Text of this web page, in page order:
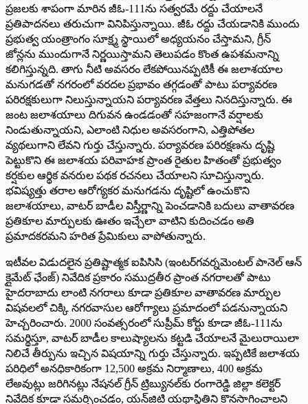
ప్రజలకు శాపంగా మారిన జీఓ-111ను సత్వరమే రద్దు చేయాలనే
ప్రతిపాదనలు తరుచుగా వినిపిస్తున్నాయి. జీఓ రద్దు చేయడానికి ముందు
ప్రభుత్వ యంత్రాంగం సూక్ష్మ స్థాయిలో అధ్యయనం చేస్తామని, గ్రీన్‌
‌జోన్లను ముందుగానే నిర్ణయిస్తామని తెలుపడం కొంత ఉపశమనాన్ని
కలిగిస్తున్నది. తాగు నీటి అవసరం లేకపోయినప్పటికీ ఈ జలాశయాల
మనుగడతో నగరంలో వరదల ప్రభావం తగ్గడంతో పాటు పర్యావరణ
పరిరక్షకులుగా నిలుస్తున్నాయని పర్యావరణ వేత్తలు నినదిస్తున్నారు. ఈ
జంట జలాశయాలు దిగువన ఉండడంతో సహజంగానే వర్షాలకు
నిండుతున్నాయని, ఎలాంటి నిధుల అవసరంగాని, ఎత్తిపోతల
వ్యథలుగాని లేవని గుర్తు చేస్తున్నారు. పర్యావరణ పరిరక్షణను దృష్టి
పెట్టుకొని ఈ జలాశయ పరివాహక ప్రాంత రైతుల హితంతో ప్రభుత్వం
కర్షకుల ఆర్థిక వనరుల పథక రచనలు చేయాలని సూచిస్తున్నారు.
భవిష్యత్తు తరాల ఆరోగ్యకర మనుగడను దృష్టిలో ఉంచుకొని
జలాశయాలు, వాటర్‌ ‌బాడీల విస్తీర్ణాన్ని పెంచడానికి బదులు వాతావరణ
ప్రతికూల మార్పులకు ఊతం ఇచ్చేలా వాటిని కుదించడం అతి
ప్రమాదకరమని హరిత ప్రేమికులు వాపోతున్నారు.
ఇటీవల విడుదలైన ప్రతిష్టాత్మక ఐపిసిసి (ఇంటర్‌గవర్నమెంటల్‌ ‌పానెల్‌ ఆన్‌
‌క్లైమేట్‌ ‌ఛేంజ్‌) ‌నివేదిక ప్రకారం సముద్రతీర ప్రాంత నగరాలతో పాటు
హైదరాబాదు లాంటి నగరాలు కూడా ప్రతికూల వాతావరణ మార్పుల
విషవలలో చిక్కి నగరవాసుల ఆరోగ్యాలు ప్రమాదంలో పడనున్నాయని
హెచ్చరించారు. 2000 సంవత్సరంలో సుప్రీమ్‌ ‌కోర్టు కూడా జీఓ-111ను
సమర్థిస్తూ, వాటర్‌ ‌బాడీల కాలుష్యాలను కట్టడి చేయాలనే మైలురాయిలా
నిలిచే తీర్పును ఇచ్చిన విషయాన్ని గుర్తు చేస్తున్నారు. ఇప్పటికే జలాశయ
పరిధిలో అనధికారికంగా 12,500 అక్రమ నిర్మాణాలు, 400 అక్రమ
లేఅవుట్లు జరిగినట్లు నేషనల్‌ ‌గ్రీన్‌ ‌ట్రిబ్యునల్‌కు రంగారెడ్డి జిల్లా కలెక్టర్‌
‌నివేదిక కూడా సమర్పించడం, యన్‌జిటి యథాస్థితిని కొనసాగించాలని